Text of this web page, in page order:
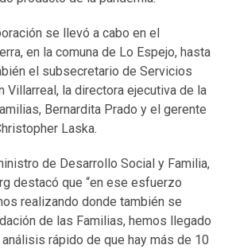
se llevó a cabo en el
en la comuna de Lo Espejo, hasta
el subsecretario de Servicios
Villarreal, la directora ejecutiva de la
Bernardita Prado y el gerente
Laska.
de Desarrollo Social y Familia,
destacó que “en ese esfuerzo
realizando donde también se
de las Familias, hemos llegado
rápido de que hay más de 10